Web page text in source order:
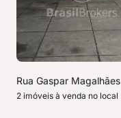
Rua Gaspar Magalhães
2 imóveis à venda no local